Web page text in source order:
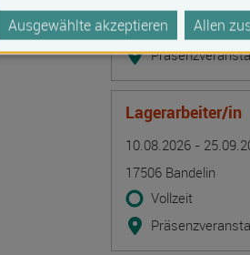
Vollzeit
Lagerarbeiter/in
10.08.2026 -
17506 Bandelin
Vollzeit
Ausgewählte akzeptieren Allen